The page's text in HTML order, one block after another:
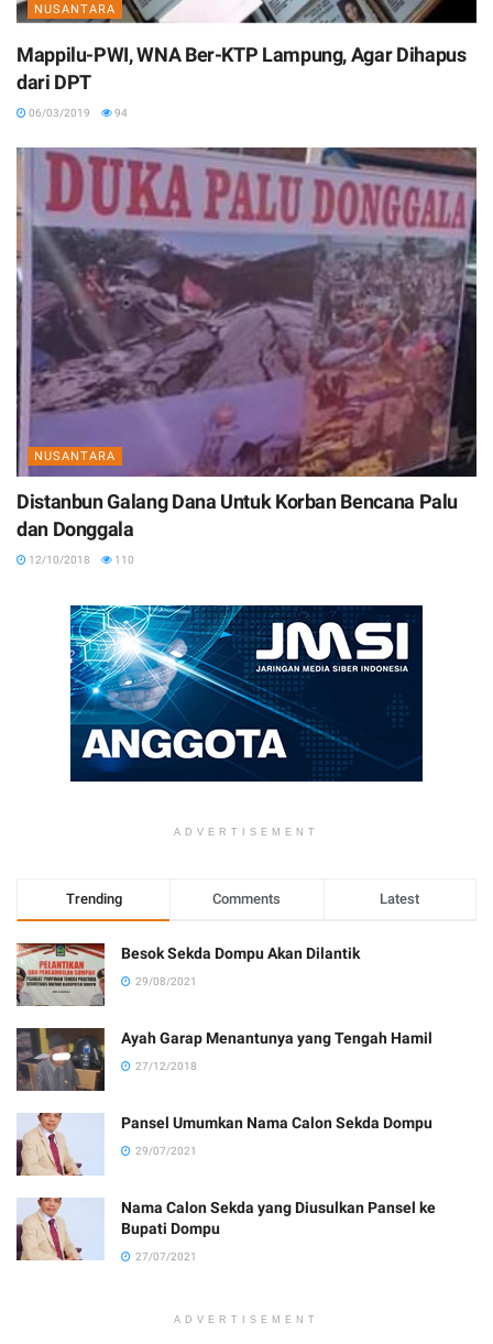
NUSANTARA
Mappilu-PWI, WNA Ber-KTP Lampung, Agar Dihapus
dari DPT
06/03/2019 94
NUSANTARA
Distanbun Galang Dana Untuk Korban Bencana Palu
dan Donggala
12/10/2018 110
ADVERTISEMENT
Trending Comments Latest
Besok Sekda Dompu Akan Dilantik
29/08/2021
Ayah Garap Menantunya yang Tengah Hamil
27/12/2018
Pansel Umumkan Nama Calon Sekda Dompu
29/07/2021
Nama Calon Sekda yang Diusulkan Pansel ke
Bupati Dompu
27/07/2021
ADVERTISEMENT